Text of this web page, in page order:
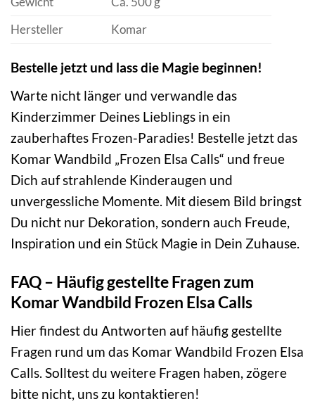
Hersteller
Komar
Bestelle jetzt und lass die Magie beginnen!
Warte nicht länger und verwandle das
Kinderzimmer Deines Lieblings in ein
zauberhaftes Frozen-Paradies! Bestelle jetzt das
Komar Wandbild „Frozen Elsa Calls“ und freue
Dich auf strahlende Kinderaugen und
unvergessliche Momente. Mit diesem Bild bringst
Du nicht nur Dekoration, sondern auch Freude,
Inspiration und ein Stück Magie in Dein Zuhause.
FAQ – Häufig gestellte Fragen zum
Komar Wandbild Frozen Elsa Calls
Hier findest du Antworten auf häufig gestellte
Fragen rund um das Komar Wandbild Frozen Elsa
Calls. Solltest du weitere Fragen haben, zögere
bitte nicht, uns zu kontaktieren!